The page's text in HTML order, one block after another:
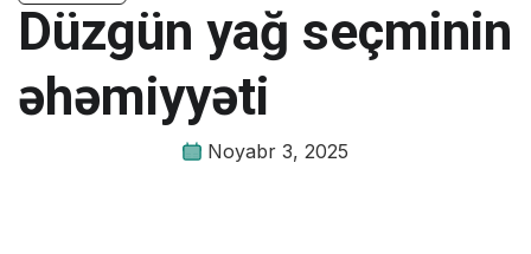
Düzgün yağ seçminin
əhəmiyyəti
Noyabr 3, 2025